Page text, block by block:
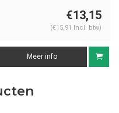
vloeistoffen
€13,15
(€15,91 Incl. btw)
Meer info